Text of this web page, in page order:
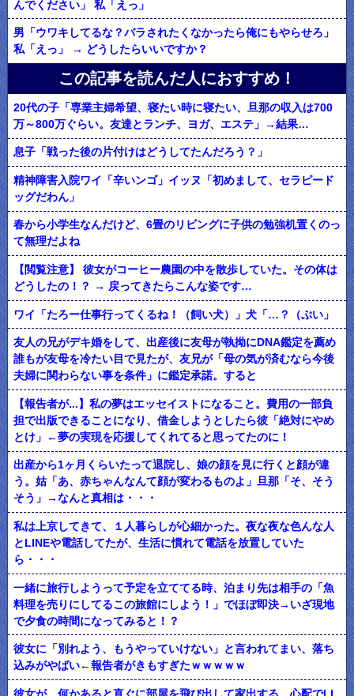
んでください」 私「えっ」
男「ウワキしてるな？バラされたくなかったら俺にもやらせろ」
私「えっ」 → どうしたらいいですか？
この記事を読んだ人におすすめ！
20代の子「専業主婦希望、寝たい時に寝たい、旦那の収入は700
万～800万ぐらい。友達とランチ、ヨガ、エステ」→結果…
息子「戦った後の片付けはどうしてたんだろう？」
精神障害入院ワイ「辛いンゴ」イッヌ「初めまして、セラピード
ッグだわん」
春から小学生なんだけど、6畳のリビングに子供の勉強机置くのっ
て無理だよね
【閲覧注意】 彼女がコーヒー農園の中を散歩していた。その体は
どうしたの！？ → 戻ってきたらこんな姿です…
ワイ「たろー仕事行ってくるね！（飼い犬）」犬「…？（ぷい」
友人の兄がデキ婚をして、出産後に友母が執拗にDNA鑑定を薦め
誰もが友母を冷たい目で見たが、友兄が「母の気が済むなら今後
夫婦に関わらない事を条件」に鑑定承諾。すると
【報告者が...】私の夢はエッセイストになること。費用の一部負
担で出版できることになり、借金しようとしたら彼「絶対にやめ
とけ」←夢の実現を応援してくれてると思ってたのに！
出産から1ヶ月くらいたって退院し、娘の顔を見に行くと顔が違
う。姑「あ、赤ちゃんなんて顔が変わるものよ」旦那「そ、そう
そう」→なんと真相は・・・
私は上京してきて、１人暮らしが心細かった。夜な夜な色んな人
とLINEや電話してたが、生活に慣れて電話を放置していた
ら・・・
一緒に旅行しようって予定を立ててる時、泊まり先は相手の「魚
料理を売りにしてるこの旅館にしよう！」でほぼ即決→いざ現地
で夕食の時間になってみると！？
彼女に「別れよう、もうやっていけない」と言われてまい、落ち
込みがやばい←報告者がきもすぎたｗｗｗｗｗ